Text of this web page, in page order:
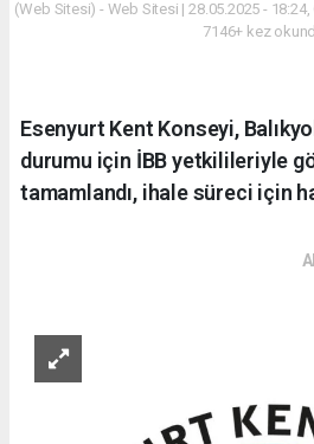
(Web Sitesi) - Web Sitesi | 28.05.2025 -
7146+ kez
Esenyurt Kent Konseyi,
durumu için İBB yetkilileriyle
tamamlandı, ihale süreci için